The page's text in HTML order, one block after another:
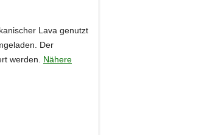
Lava genutzt
Der
werden. Nähere